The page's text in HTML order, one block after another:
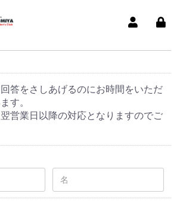
答をさしあげるのにお時間をいただ
す。
営業日以降の対応となりますのでご